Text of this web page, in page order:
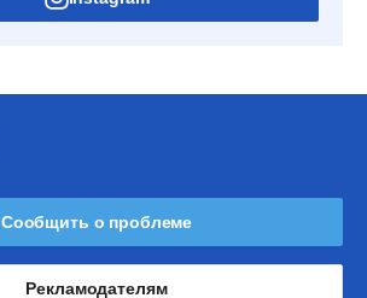
Сообщить о проблеме
Рекламодателям